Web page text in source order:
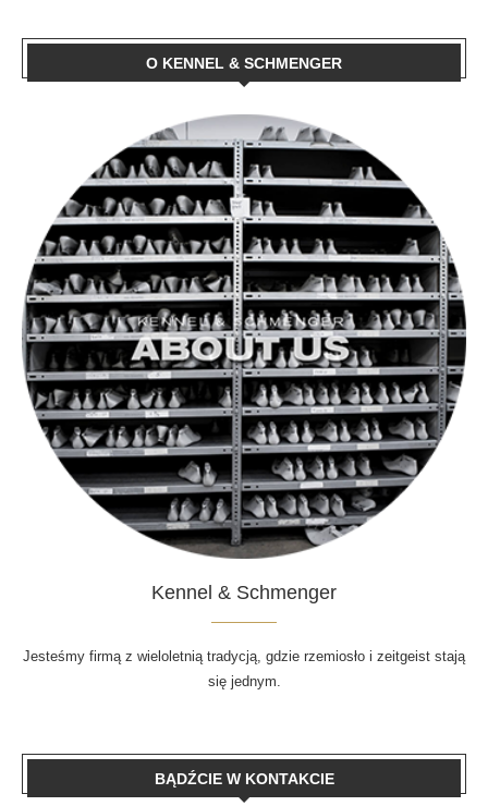
O KENNEL & SCHMENGER
Kennel & Schmenger
Jesteśmy firmą z wieloletnią tradycją, gdzie rzemiosło i zeitgeist stają
się jednym.
BĄDŹCIE W KONTAKCIE